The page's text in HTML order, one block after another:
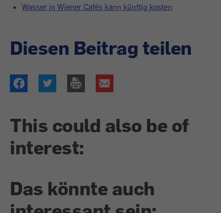
Wasser in Wiener Cafés kann künftig kosten
Diesen Beitrag teilen
This could also be of
interest:
Das könnte auch